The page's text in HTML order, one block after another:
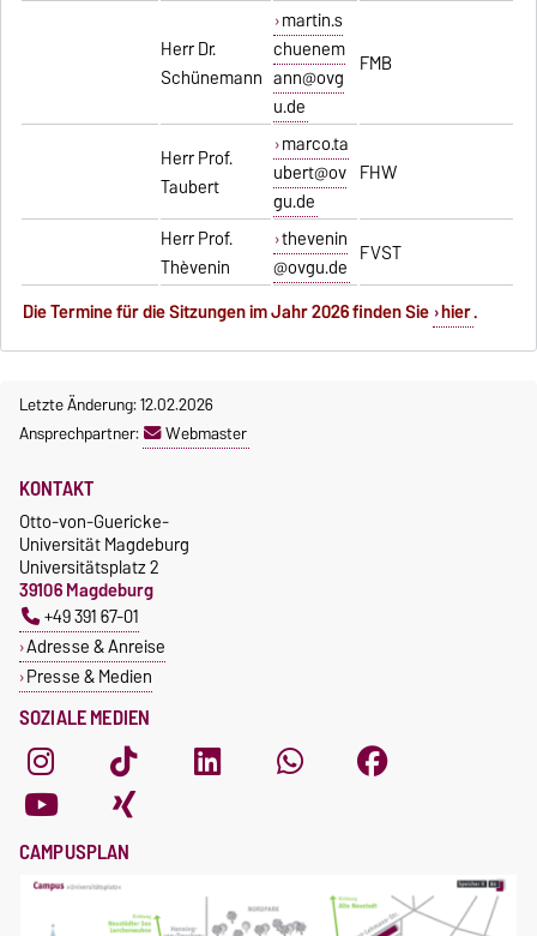
Herr Dr.
Schünemann
martin.s
chuenem
ann@ovg
u.de
FMB
Herr Prof.
Taubert
marco.ta
ubert@ov
gu.de
FHW
Herr Prof.
Thèvenin
thevenin
@ovgu.de FVST
Die Termine für die Sitzungen im Jahr 2026 finden Sie hier.
Letzte Änderung: 12.02.2026
Ansprechpartner:
Webmaster
SOZIALE MEDIEN
KONTAKT
Otto-von-Guericke-
Universität Magdeburg
Universitätsplatz 2
39106 Magdeburg
+49 391 67-01
Adresse & Anreise
Presse & Medien
CAMPUSPLAN